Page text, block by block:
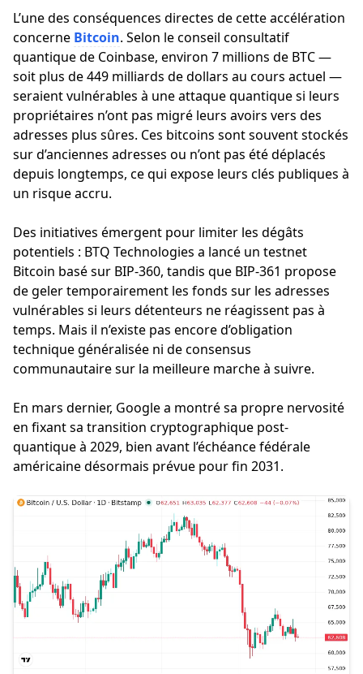
L’une des conséquences directes de cette accélération
concerne Bitcoin. Selon le conseil consultatif
quantique de Coinbase, environ 7 millions de BTC —
soit plus de 449 milliards de dollars au cours actuel —
seraient vulnérables à une attaque quantique si leurs
propriétaires n’ont pas migré leurs avoirs vers des
adresses plus sûres. Ces bitcoins sont souvent stockés
sur d’anciennes adresses ou n’ont pas été déplacés
depuis longtemps, ce qui expose leurs clés publiques à
un risque accru.
Des initiatives émergent pour limiter les dégâts
potentiels : BTQ Technologies a lancé un testnet
Bitcoin basé sur BIP-360, tandis que BIP-361 propose
de geler temporairement les fonds sur les adresses
vulnérables si leurs détenteurs ne réagissent pas à
temps. Mais il n’existe pas encore d’obligation
technique généralisée ni de consensus
communautaire sur la meilleure marche à suivre.
En mars dernier, Google a montré sa propre nervosité
en fixant sa transition cryptographique post-
quantique à 2029, bien avant l’échéance fédérale
américaine désormais prévue pour fin 2031.